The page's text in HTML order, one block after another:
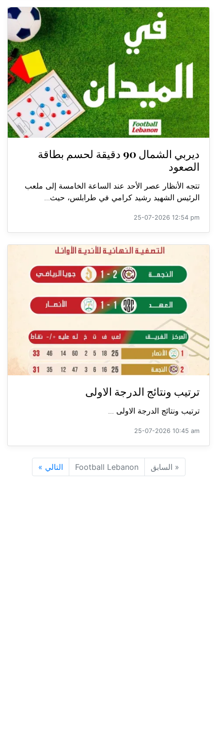
ديربي الشمال 90 دقيقة لحسم بطاقة
الصعود
تتجه الأنظار عصر الأحد عند الساعة الخامسة إلى ملعب
الرئيس الشهيد رشيد كرامي في طرابلس، حيث...
25-07-2026 12:54 pm
ترتيب ونتائج الدرجة الاولى
ترتيب ونتائج الدرجة الاولى ...
25-07-2026 10:45 am
« السابق Football Lebanon التالي »